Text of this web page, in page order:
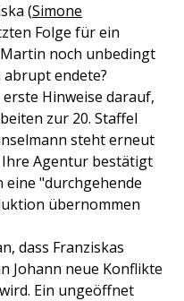
(Simone
Folge für ein
noch unbedingt
abrupt endete?
Hinweise darauf,
zur 20. Staffel
steht erneut
Ihre Agentur bestätigt
eine "durchgehende
übernommen
dass Franziskas
Johann neue Konflikte
Ein ungeöffnet